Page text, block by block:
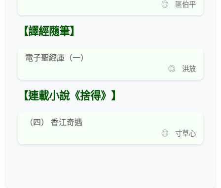
◎ 區伯平
【譯經隨筆】
電子聖經庫（一）
◎ 洪放
【連載小說《捨得》】
（四） 香江奇遇
◎ 寸草心